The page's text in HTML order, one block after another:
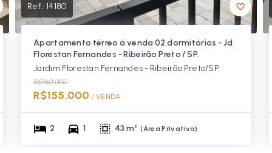
Ref.: 14180
Apartamento térreo á venda 02 dormitórios - Jd.
Florestan Fernandes - Ribeirão Preto / SP.
Jardim Florestan Fernandes - Ribeirão Preto/SP
R$160.000
R$155.000 / VENDA
2 1 43 m² (Área Privativa)